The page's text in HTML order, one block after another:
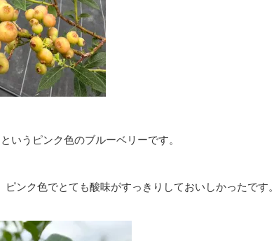
いうピンク色のブルーベリーです。
ンク色でとても酸味がすっきりしておいしかったです。